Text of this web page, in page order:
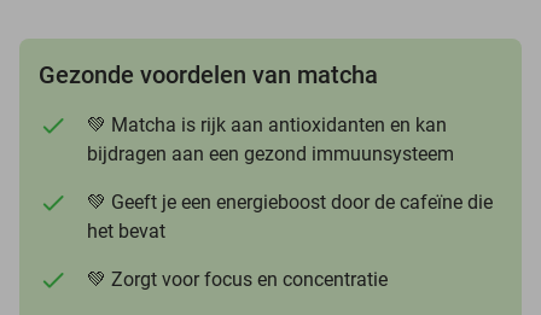
Gezonde voordelen van matcha
💚 Matcha is rijk aan antioxidanten en kan
bijdragen aan een gezond immuunsysteem
💚 Geeft je een energieboost door de cafeïne die
het bevat
💚 Zorgt voor focus en concentratie